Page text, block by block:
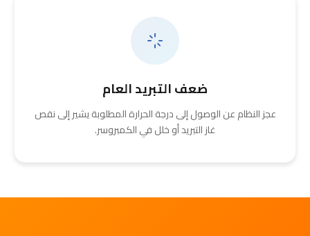
ضعف التبريد العام
عجز النظام عن الوصول إلى درجة الحرارة المطلوبة يشير إلى نقص
غاز التبريد أو خلل في الكمبروسر.